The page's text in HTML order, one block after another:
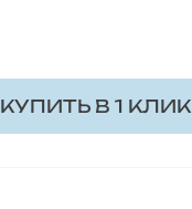
КУПИТЬ В 1 КЛИК